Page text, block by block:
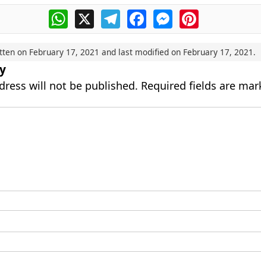
WhatsApp
X TelegramFacebookMessengerPinterest
on February 17, 2021 and last modified on February 17, 2021 .
will not be published. Required fields are